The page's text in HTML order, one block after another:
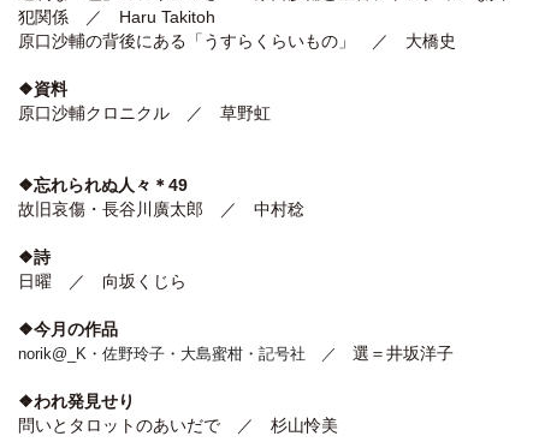
犯関係 ／ Haru Takitoh
原口沙輔の背後にある「うすらくらいもの」 ／ 大橋史
❖資料
原口沙輔クロニクル ／ 草野虹
❖忘れられぬ人々＊49
故旧哀傷・長谷川廣太郎 ／ 中村稔
❖詩
日曜 ／ 向坂くじら
❖今月の作品
norik@_K・佐野玲子・大島蜜柑・記号社 ／ 選＝井坂洋子
❖われ発見せり
問いとタロットのあいだで ／ 杉山怜美